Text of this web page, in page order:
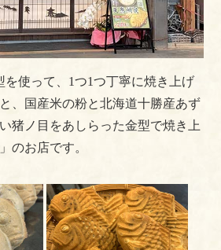
を使って、1つ1つ丁寧に焼き上げ
、国産米の粉と北海道十勝産あず
猪ノ目をあしらった金型で焼き上
のお店です。